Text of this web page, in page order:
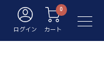
ログイン カート